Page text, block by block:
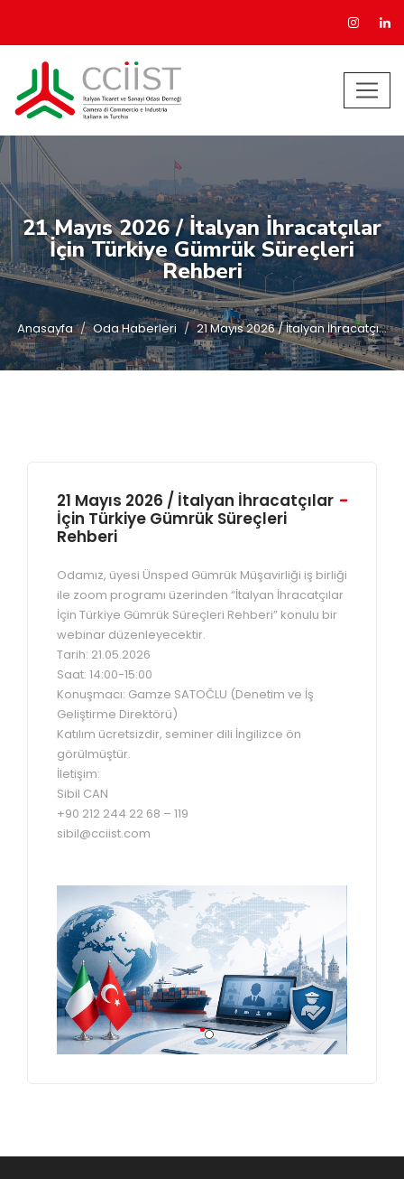
21 Mayıs 2026 / İtalyan İhracatçılar
İçin Türkiye Gümrük Süreçleri
Rehberi
Anasayfa Oda Haberleri 21 Mayıs 2026 / İtalyan İhracatçı...
21 Mayıs 2026 / İtalyan İhracatçılar
İçin Türkiye Gümrük Süreçleri
Rehberi
Odamız, üyesi Ünsped Gümrük Müşavirliği iş birliği
ile zoom programı üzerinden “İtalyan İhracatçılar
İçin Türkiye Gümrük Süreçleri Rehberi” konulu bir
webinar düzenleyecektir.
Tarih: 21.05.2026
Saat: 14:00-15:00
Konuşmacı: Gamze SATOČLU (Denetim ve İş
Geliştirme Direktörü)
Katılım ücretsizdir, seminer dili İngilizce ön
görülmüştür.
İletişim:
Sibil CAN
+90 212 244 22 68 – 119
sibil@cciist.com